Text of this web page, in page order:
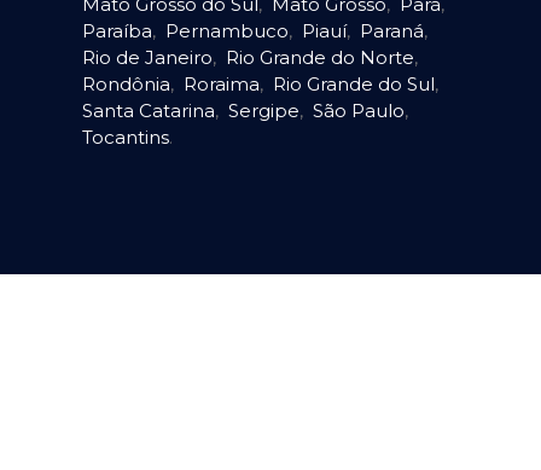
Paraíba, Pernambuco, Piauí, Paraná,
Rio de Janeiro, Rio Grande do Norte,
Rondônia, Roraima, Rio Grande do Sul,
Santa Catarina, Sergipe, São Paulo,
Tocantins.